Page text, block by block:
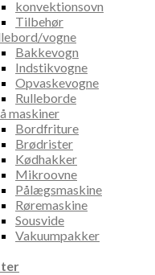
konvektionsovn
Tilbehør
vogne
Bakkevogn
Indstikvogne
Opvaskevogne
Rulleborde
maskiner
Bordfriture
Brødrister
Kødhakker
Mikroovne
Pålægsmaskine
Røremaskine
Sousvide
Vakuumpakker